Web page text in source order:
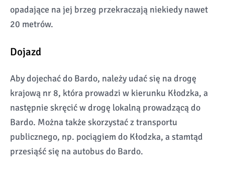
opadające na jej brzeg przekraczają niekiedy nawet
20 metrów.
Dojazd
Aby dojechać do Bardo, należy udać się na drogę
krajową nr 8, która prowadzi w kierunku Kłodzka, a
następnie skręcić w drogę lokalną prowadzącą do
Bardo. Można także skorzystać z transportu
publicznego, np. pociągiem do Kłodzka, a stamtąd
przesiąść się na autobus do Bardo.